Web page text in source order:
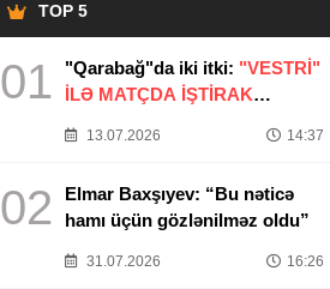
TOP 5
01 "Qarabağ"da iki itki: "VESTRİ"
İLƏ MATÇDA İŞTİRAK
13.07.2026 14:37
02
Elmar Baxşıyev: “Bu nəticə
hamı üçün gözlənilməz oldu”
31.07.2026 16:26